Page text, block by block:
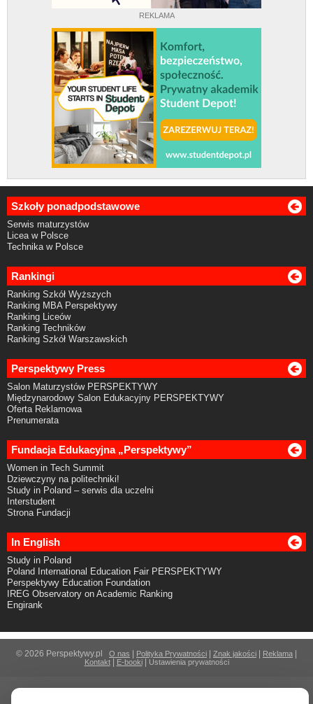
REKLAMA
Szkoły ponadpodstawowe
Serwis maturzystów
Licea w Polsce
Technika w Polsce
Rankingi
Ranking Szkół Wyższych
Ranking MBA Perspektywy
Ranking Liceów
Ranking Techników
Ranking Szkół Warszawskich
Perspektywy Press
Salon Maturzystów PERSPEKTYWY
Międzynarodowy Salon Edukacyjny PERSPEKTYWY
Oferta Reklamowa
Prenumerata
Fundacja Edukacyjna „Perspektywy”
Women in Tech Summit
Dziewczyny na politechniki!
Study in Poland – serwis dla uczelni
Interstudent
Strona Fundacji
In English
Study in Poland
Poland International Education Fair PERSPEKTYWY
Perspektywy Education Foundation
IREG Observatory on Academic Ranking
Engirank
© 2026 Perspektywy.pl O nas Polityka Prywatności Znak jakości Reklama
Kontakt| E-booki| Ustawienia prywatności